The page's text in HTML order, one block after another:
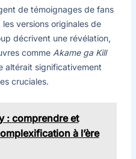
de témoignages de fans
versions originales de
décrivent une révélation,
comme Akame ga Kill
altérait significativement
cruciales.
: comprendre et
à l’ère